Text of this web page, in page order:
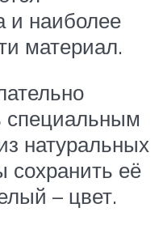
и наиболее
материал.
специальным
натуральных
сохранить её
– цвет.